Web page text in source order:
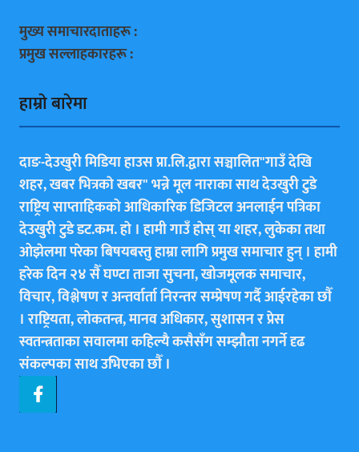
मुख्य समाचारदाताहरू :
प्रमुख सल्लाहकारहरू :
हाम्राे बारेमा
दाङ-देउखुरी मिडिया हाउस प्रा.लि.द्वारा सञ्चालित"गाउँ देखि
शहर, खबर भित्रकाे खबर" भन्ने मूल नाराका साथ देउखुरी टुडे
राष्ट्रिय साप्ताहिककाे आधिकारिक डिजिटल अनलाईन पत्रिका
देउखुरी टुडे डट.कम. हाे । हामी गाउँ हाेस् या शहर, लुकेका तथा
ओझेलमा परेका बिषयबस्तु हाम्रा लागि प्रमुख समाचार हुन् । हामी
हरेक दिन २४ सैँ घण्टा ताजा सुचना, खोजमूलक समाचार,
विचार, विश्लेषण र अन्तर्वार्ता निरन्तर सम्प्रेषण गर्दै आईरहेका छाैँ
। राष्ट्रियता, लोकतन्त्र, मानव अधिकार, सुशासन र प्रेस
स्वतन्त्रताका सवालमा कहिल्यै कसैसँग सम्झौता नगर्ने दृढ
संकल्पका साथ उभिएका छाैँ ।